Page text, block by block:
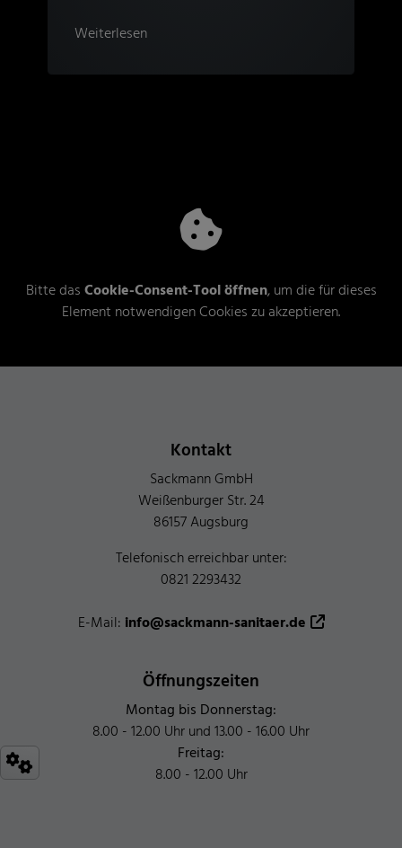
Weiterlesen
Bitte das Cookie-Consent-Tool öffnen, um die für dieses
Element notwendigen Cookies zu akzeptieren.
Kontakt
Sackmann GmbH
Weißenburger Str. 24
86157 Augsburg
Telefonisch erreichbar unter:
0821 2293432
E-Mail: info@sackmann-sanitaer.de
Öffnungszeiten
Montag bis Donnerstag:
8.00 - 12.00 Uhr und 13.00 - 16.00 Uhr
Freitag:
8.00 - 12.00 Uhr